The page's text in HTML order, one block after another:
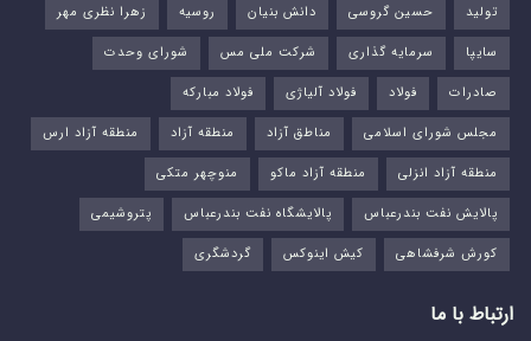
تولید
حسین گروسی دانش بنیان روسیه
زهرا نظری مهر
سایپا
سرمایه گذاری شرکت ملی مس
شورای وحدت
صادرات
فولاد فولاد آلیاژی
فولاد مبارکه
مجلس شورای اسلامی
مناطق آزاد منطقه آزاد
منطقه آزاد ارس
منطقه آزاد انزلی
منطقه آزاد ماکو
منوچهر متکی
پالایش نفت بندرعباس
پالایشگاه نفت بندرعباس
پتروشیمی
کورش شرفشاهی
کیش اینوکس گردشگری
ارتباط با ما